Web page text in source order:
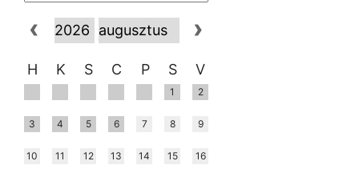
H K S C P S V
1 2
3 4 5 6 7 8 9
10 11 12 13 14 15 16